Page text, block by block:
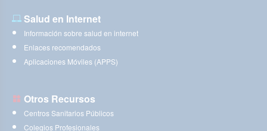
Salud en Internet
Información sobre salud en internet
Enlaces recomendados
Aplicaciones Móviles (APPS)
Otros Recursos
Centros Sanitarios Públicos
Colegios Profesionales